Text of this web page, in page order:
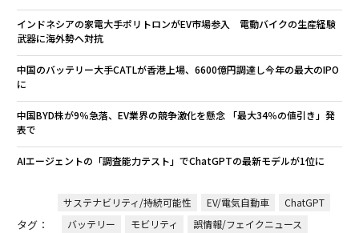
インドネシアの家電大手ポリトロンがEV市場参入 電動バイクの生産経験
武器に海外勢へ対抗
中国のバッテリー大手CATLが香港上場、6600億円調達し今年の最大のIPO
に
中国BYD株が9％急落、EV業界の競争激化を懸念 「最大34％の値引き」発
表で
AIエージェントの「調査能力テスト」でChatGPTの最新モデルが1位に
タグ：
サステナビリティ/持続可能性 EV/電気自動車
ChatGPT
バッテリー
モビリティ
誤情報/フェイクニュース